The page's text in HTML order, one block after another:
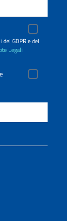
GDPR e del
Legali